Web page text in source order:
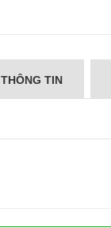
THÔNG TIN